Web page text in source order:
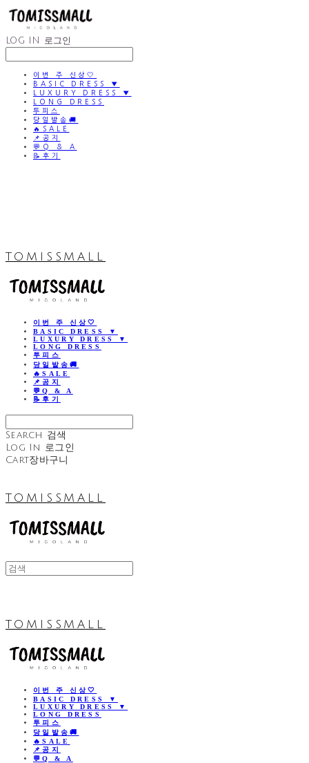
LOG IN 로그인
이번 주 신상🤍
BASIC DRESS ▼
LUXURY DRESS ▼
LONG DRESS
투피스
당일발송🚚
🔥SALE
📌공지
💬Q & A
📝후기
TOMISSMALL
이번 주 신상🤍
BASIC DRESS ▼
LUXURY DRESS ▼
LONG DRESS
투피스
당일발송🚚
🔥SALE
📌공지
💬Q & A
📝후기
Search 검색
Log In 로그인
Cart장바구니
TOMISSMALL
TOMISSMALL
이번 주 신상🤍
BASIC DRESS ▼
LUXURY DRESS ▼
LONG DRESS
투피스
당일발송🚚
🔥SALE
📌공지
💬Q & A